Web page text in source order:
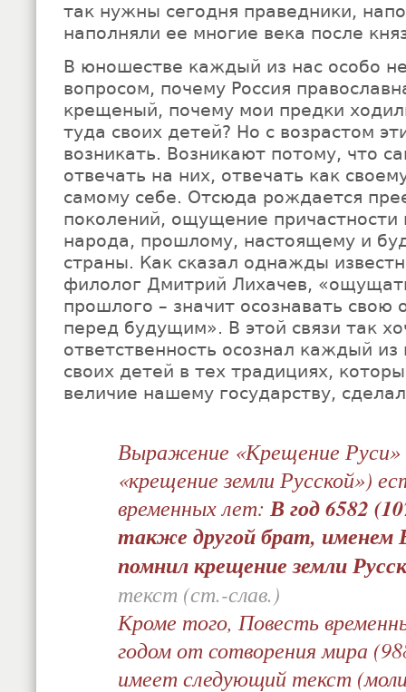
так нужны сегодня праведники,
наполняли ее многие века после
В юношестве каждый из нас особо
вопросом, почему Россия
крещеный, почему мои предки
туда своих детей? Но с возрастом
возникать. Возникают потому, что
отвечать на них, отвечать как
самому себе. Отсюда рождается
поколений, ощущение причастности
народа, прошлому, настоящему и
страны. Как сказал однажды
филолог Дмитрий Лихачев,
прошлого – значит осознавать свою
перед будущим». В этой связи так
ответственность осознал каждый из
своих детей в тех традициях,
величие нашему государству,
Выражение «Крещение Руси»
«крещение земли Русской»)
временных лет: В год 6582
также другой брат, именем
помнил крещение земли
текст (ст.-слав.)
Кроме того, Повесть
годом от сотворения мира
имеет следующий текст